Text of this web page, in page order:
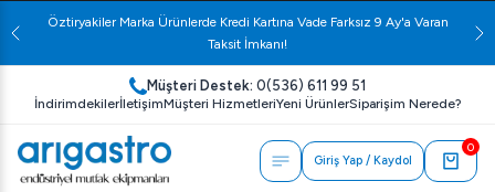
Öztiryakiler Marka Ürünlerde Kredi Kartına Vade Farksız 9 Ay'a Varan
Taksit İmkanı!
Müşteri Destek: 0(536) 611 99 51
İndirimdekilerİletişimMüşteri HizmetleriYeni ÜrünlerSiparişim Nerede?
Giriş Yap / Kaydol
0